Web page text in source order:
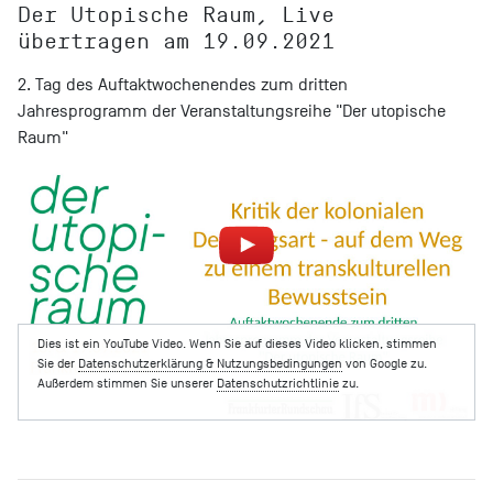
Der Utopische Raum, Live
übertragen am 19.09.2021
2. Tag des Auftaktwochenendes zum dritten
Jahresprogramm der Veranstaltungsreihe "Der utopische
Raum"
Dies ist ein YouTube Video. Wenn Sie auf dieses Video klicken, stimmen
Sie der Datenschutzerklärung & Nutzungsbedingungen von Google zu.
Außerdem stimmen Sie unserer Datenschutzrichtliniezu.